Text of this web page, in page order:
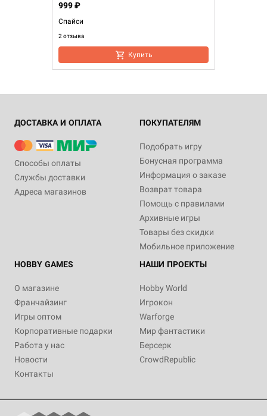
Спайси
2 отзыва
999 ₽
Купить
ДОСТАВКА И ОПЛАТА
Способы оплаты
Службы доставки
Адреса магазинов
ПОКУПАТЕЛЯМ
Подобрать игру
Бонусная программа
Информация о заказе
Возврат товара
Помощь с правилами
Архивные игры
Товары без скидки
Мобильное приложение
HOBBY GAMES
О магазине
Франчайзинг
Игры оптом
Корпоративные подарки
Работа у нас
Новости
Контакты
НАШИ ПРОЕКТЫ
Hobby World
Игрокон
Warforge
Мир фантастики
Берсерк
CrowdRepublic